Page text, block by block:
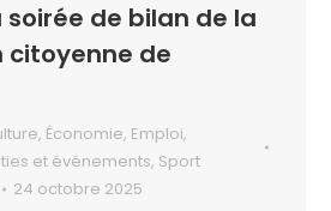
soirée de bilan de la
de
, Économie, Emploi,
et événements, Sport
24 octobre 2025